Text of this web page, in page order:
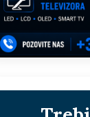
sljedeća
[ 14. jul
[ 11. jul